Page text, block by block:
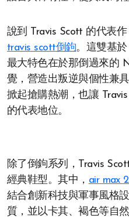
說到 Travis Scott 的代表
travis scott倒鉤。這雙基於
最大特色在於那倒過來的
覺，營造出叛逆與個性兼
掀起搶購熱潮，也讓
的代表地位。
除了倒鉤系列，Travis
經典鞋型。其中， air max
結合創新科技與軍事風格
質，並以卡其、褐色等自